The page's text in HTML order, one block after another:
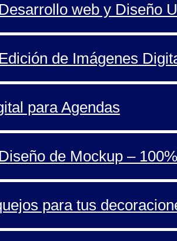
web y Diseño
de Imágenes
para Agendas
de Mockup –
para tus